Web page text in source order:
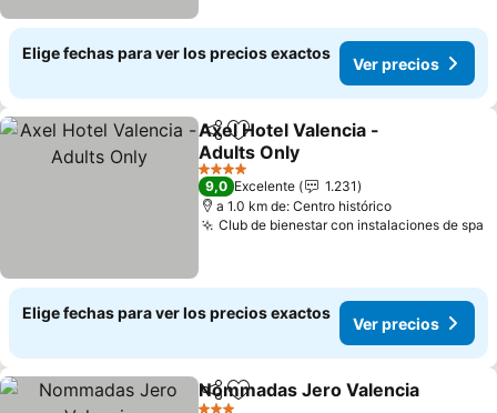
Elige fechas para ver los precios exactos
Ver precios
CompartirAgregar a favoritos
Axel Hotel Valencia -
Adults Only
Ver precios
4 Estrellas
9,0 Excelente
1.231
a 1.0 km de: Centro histórico
Club de bienestar con instalaciones de spa
Elige fechas para ver los precios exactos
Ver precios
CompartirAgregar a favoritos
Nommadas Jero Valencia